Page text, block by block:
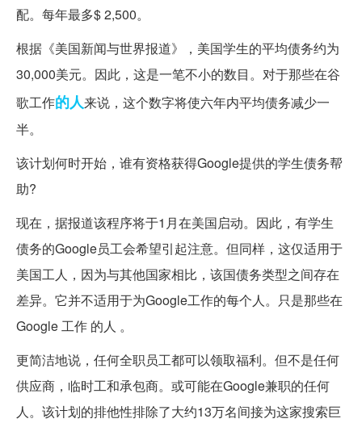
配。每年最多$ 2,500。
根据《美国新闻与世界报道》，美国学生的平均债务约为
30,000美元。因此，这是一笔不小的数目。对于那些在谷
歌工作的人来说，这个数字将使六年内平均债务减少一
半。
该计划何时开始，谁有资格获得Google提供的学生债务帮
助?
现在，据报道该程序将于1月在美国启动。因此，有学生
债务的Google员工会希望引起注意。但同样，这仅适用于
美国工人，因为与其他国家相比，该国债务类型之间存在
差异。它并不适用于为Google工作的每个人。只是那些在
Google 工作 的人 。
更简洁地说，任何全职员工都可以领取福利。但不是任何
供应商，临时工和承包商。或可能在Google兼职的任何
人。该计划的排他性排除了大约13万名间接为这家搜索巨